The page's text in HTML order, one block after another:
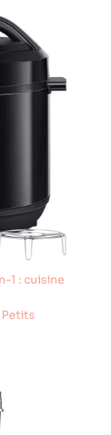
recettes imprimé
couleur et en
langues (dont
pour ne
manquer
Le pack
également : 1x
1x cuillère à
antiadhésive
de 1m.
2 ans incluse.
1 : cuisine
Petits